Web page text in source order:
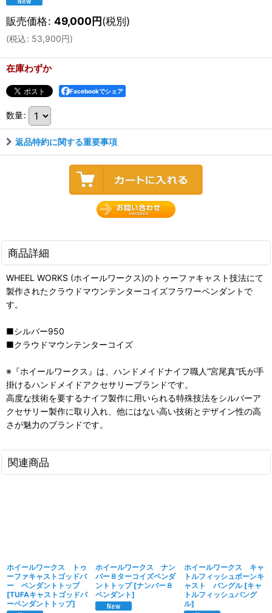
販売価格: 49,000円(税別)
(税込: 53,900円)
在庫わずか
Facebookでシェア
数量:
返品特約に関する重要事項
商品詳細
WHEEL WORKS (ホイールワークス)のトゥーファキャスト技法にて
製作されたクラウドマウンテンターコイズフラワーペンダントで
す。
■シルバー950
■クラウドマウンテンターコイズ
※『ホイールワークス』は、ハンドメイドナイフ職人“宮尾真”氏が手
掛けるハンドメイドアクセサリーブランドです。
高度な技術を要するナイフ製作に用いられる特殊技法をシルバーア
クセサリー製作に取り入れ、他にはない高い技術とデザイン性の高
さが魅力のブランドです。
関連商品
ホイールワークス トゥ
ーファキャストゴッドバ
ー ペンダントトップ
[TUFAキャストゴッドバ
ーペンダントトップ]
ホイールワークス ナン
バー８ターコイズペンダ
ントトップ [ナンバー８
ペンダント]
ホイールワークス キャ
トルフィッシュボーンキ
ャスト バングル [キャ
トルフィッシュバング
ル]